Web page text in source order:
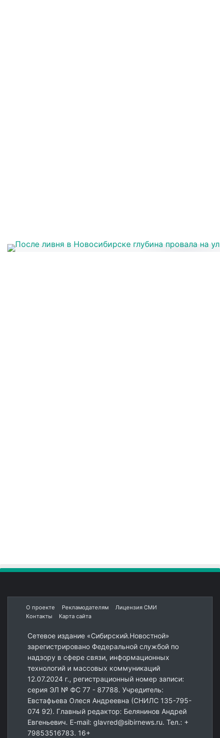
О проекте Рекламодателям
Лицензия СМИ
Контакты
Карта сайта
Сетевое издание «Сибирский.Новостной»
зарегистрировано Федеральной службой по
надзору в сфере связи, информационных
технологий и массовых коммуникаций
12.07.2024 г., регистрационный номер записи:
серия ЭЛ № ФС 77 - 87788. Учредитель:
Евстафьева Олеся Андреевна (СНИЛС 135-795-
074 92). Главный редактор: Белянинов Андрей
Евгеньевич. E-mail: glavred@sibirnews.ru. Тел.: +
79853516783. 16+